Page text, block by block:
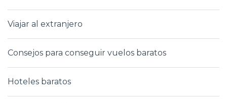
Viajar al extranjero
Consejos para conseguir vuelos baratos
Hoteles baratos